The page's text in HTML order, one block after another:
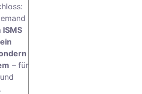
ISMS
– für